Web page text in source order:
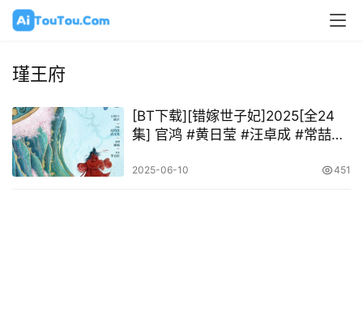
瑾王府
[BT下载][错嫁世子妃]2025[全24
集] 官鸿 #黄日莹 #汪卓成 #常喆宽
2025-06-10 451